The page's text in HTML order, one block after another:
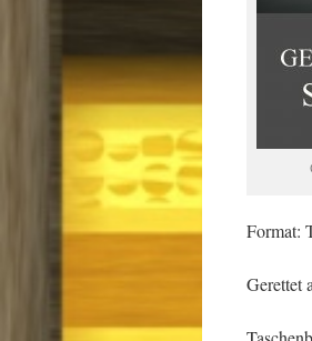
Format:
Gerettet